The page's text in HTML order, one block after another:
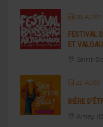
08 AOÛT
FESTIVAL
ET
Saint-
22 AOÛT
BIÈRE
Amay